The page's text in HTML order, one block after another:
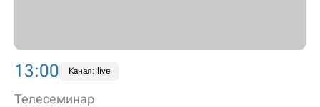
13:00 Канал: live
Телесеминар